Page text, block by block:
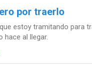
por traerlo
estoy tramitando para
hace al llegar.